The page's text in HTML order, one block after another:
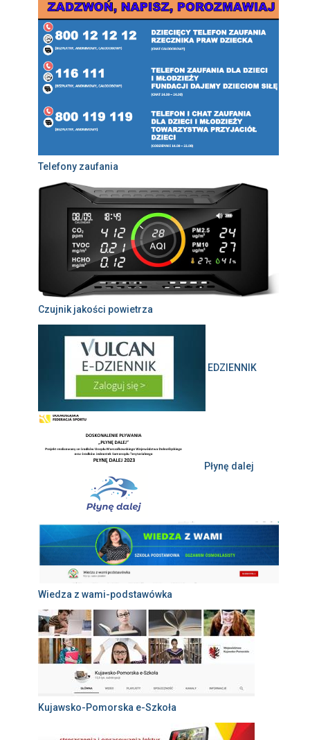
Telefony zaufania
Czujnik jakości powietrza
EDZIENNIK
Płynę dalej
Wiedza z wami-podstawówka
Kujawsko-Pomorska e-Szkoła